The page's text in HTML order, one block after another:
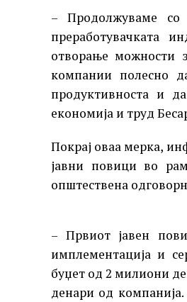
– Продолжуваме
преработувачката
отворање можности
компании полесно
продуктивноста и
економија и труд
Покрај оваа мерка,
јавни повици во
општествена
– Првиот јавен
имплементација и
буџет од 2 милиони
денари од